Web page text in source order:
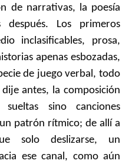
de narrativas, la poesía
Los primeros
inclasificables, prosa,
apenas esbozadas,
de juego verbal, todo
antes, la composición
sino canciones
patrón rítmico; de allí a
solo deslizarse, un
ese canal, como aún